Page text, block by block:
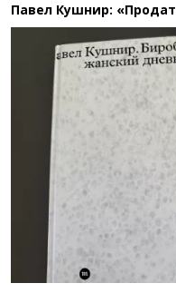
Павел Кушнир: